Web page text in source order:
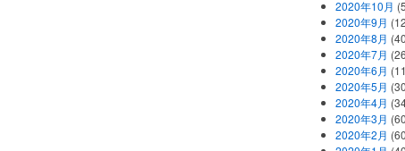
2020年10月
2020年9月
2020年8月
2020年7月
2020年6月
2020年5月
2020年4月
2020年3月
2020年2月